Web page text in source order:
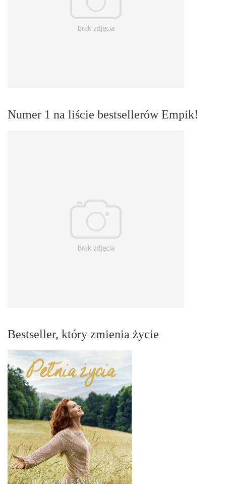
Numer 1 na liście bestsellerów Empik!
Bestseller, który zmienia życie